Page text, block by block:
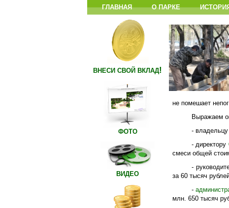
ГЛАВНАЯ О ПАРКЕ
не помешает
Выражаем
- владельцу
- директору
смеси общей
-
за 60 тысяч
-
млн. 650 тысяч
ВНЕСИ СВОЙ ВКЛАД!
ФОТО
ВИДЕО